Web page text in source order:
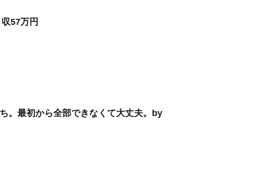
57万円
。最初から全部できなくて大丈夫。by